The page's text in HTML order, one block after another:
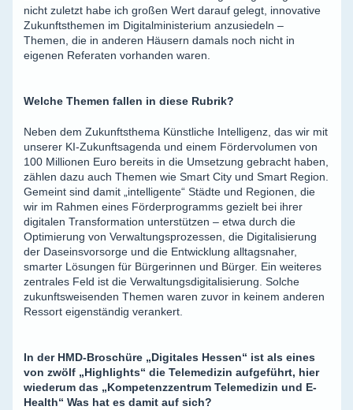
nicht zuletzt habe ich großen Wert darauf gelegt, innovative
Zukunftsthemen im Digitalministerium anzusiedeln –
Themen, die in anderen Häusern damals noch nicht in
eigenen Referaten vorhanden waren.
Welche Themen fallen in diese Rubrik?
Neben dem Zukunftsthema Künstliche Intelligenz, das wir mit
unserer KI-Zukunftsagenda und einem Fördervolumen von
100 Millionen Euro bereits in die Umsetzung gebracht haben,
zählen dazu auch Themen wie Smart City und Smart Region.
Gemeint sind damit „intelligente“ Städte und Regionen, die
wir im Rahmen eines Förderprogramms gezielt bei ihrer
digitalen Transformation unterstützen – etwa durch die
Optimierung von Verwaltungsprozessen, die Digitalisierung
der Daseinsvorsorge und die Entwicklung alltagsnaher,
smarter Lösungen für Bürgerinnen und Bürger. Ein weiteres
zentrales Feld ist die Verwaltungsdigitalisierung. Solche
zukunftsweisenden Themen waren zuvor in keinem anderen
Ressort eigenständig verankert.
In der HMD-Broschüre „Digitales Hessen“ ist als eines
von zwölf „Highlights“ die Telemedizin aufgeführt, hier
wiederum das „Kompetenzzentrum Telemedizin und E-
Health“ Was hat es damit auf sich?